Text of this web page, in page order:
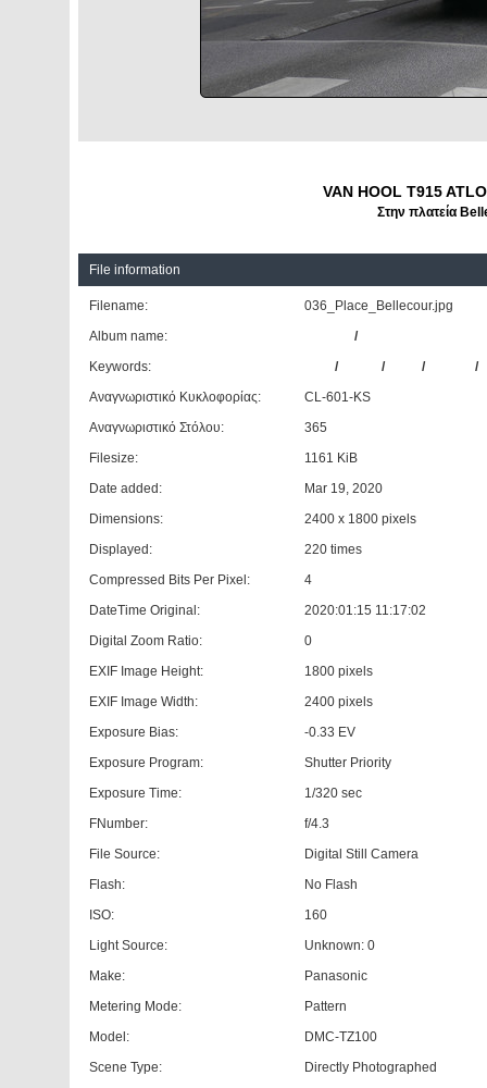
VAN HOOL T915
Στην πλατεία
File information
Filename:
036_Place_Bellecour.jpg
Album name:
/
Keywords:
/ / / /
Αναγνωριστικό Κυκλοφορίας:
CL-601-KS
Αναγνωριστικό Στόλου:
365
Filesize:
1161 KiB
Date added:
Mar 19, 2020
Dimensions:
2400 x 1800 pixels
Displayed:
220 times
Compressed Bits Per Pixel:
4
DateTime Original:
2020:01:15 11:17:02
Digital Zoom Ratio:
0
EXIF Image Height:
1800 pixels
EXIF Image Width:
2400 pixels
Exposure Bias:
-0.33 EV
Exposure Program:
Shutter Priority
Exposure Time:
1/320 sec
FNumber:
f/4.3
File Source:
Digital Still Camera
Flash:
No Flash
ISO:
160
Light Source:
Unknown: 0
Make:
Panasonic
Metering Mode:
Pattern
Model:
DMC-TZ100
Scene Type:
Directly Photographed